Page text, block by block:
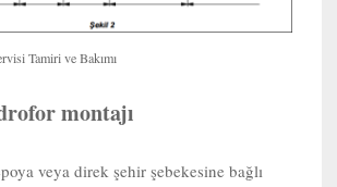
Tamiri ve Bakımı
montajı
veya direk şehir şebekesine bağlı